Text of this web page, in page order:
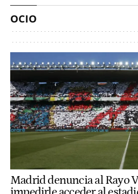
OCIO
Madrid denuncia al Rayo